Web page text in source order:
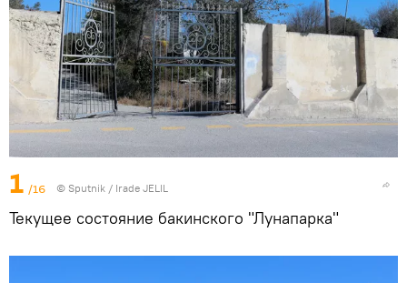
1 /16 © Sputnik / Irade JELIL
Текущее состояние бакинского "Лунапарка"